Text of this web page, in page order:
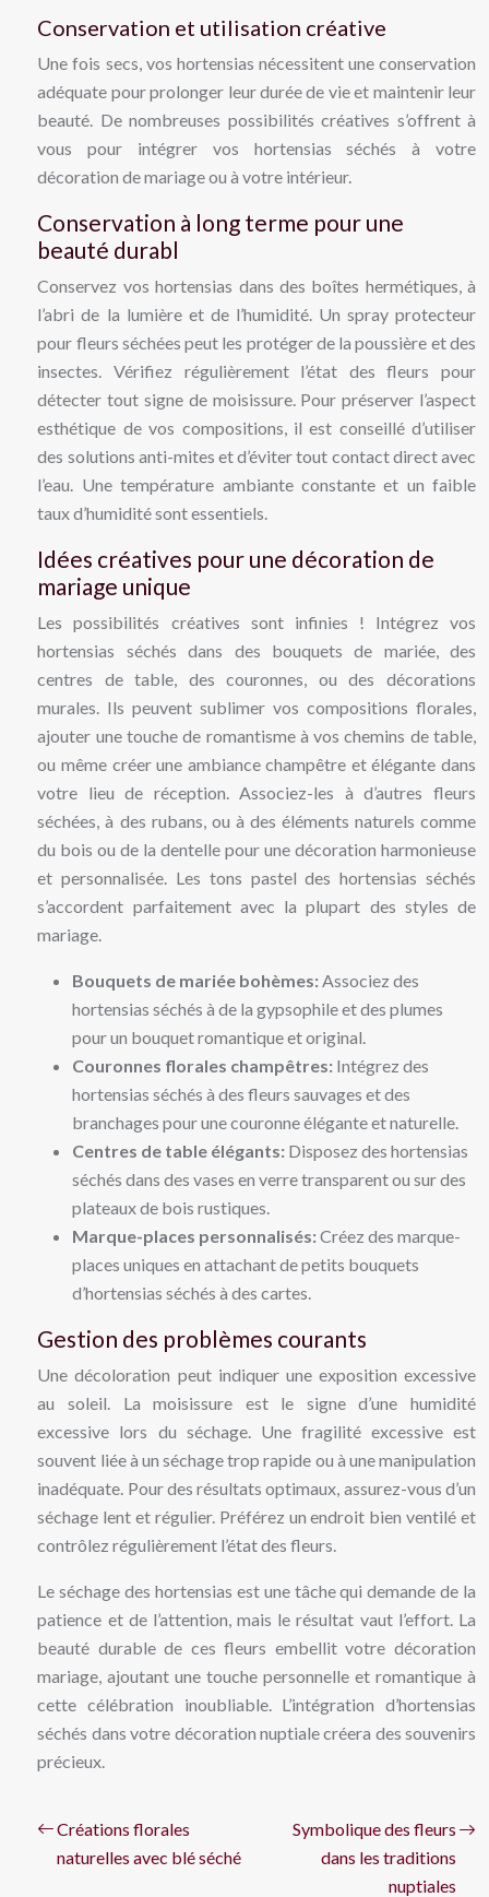
Conservation et utilisation créative
Une fois secs, vos hortensias nécessitent une conservation
adéquate pour prolonger leur durée de vie et maintenir leur
beauté. De nombreuses possibilités créatives s’offrent à
vous pour intégrer vos hortensias séchés à votre
décoration de mariage ou à votre intérieur.
Conservation à long terme pour une
beauté durabl
Conservez vos hortensias dans des boîtes hermétiques, à
l’abri de la lumière et de l’humidité. Un spray protecteur
pour fleurs séchées peut les protéger de la poussière et des
insectes. Vérifiez régulièrement l’état des fleurs pour
détecter tout signe de moisissure. Pour préserver l’aspect
esthétique de vos compositions, il est conseillé d’utiliser
des solutions anti-mites et d’éviter tout contact direct avec
l’eau. Une température ambiante constante et un faible
taux d’humidité sont essentiels.
Idées créatives pour une décoration de
mariage unique
Les possibilités créatives sont infinies ! Intégrez vos
hortensias séchés dans des bouquets de mariée, des
centres de table, des couronnes, ou des décorations
murales. Ils peuvent sublimer vos compositions florales,
ajouter une touche de romantisme à vos chemins de table,
ou même créer une ambiance champêtre et élégante dans
votre lieu de réception. Associez-les à d’autres fleurs
séchées, à des rubans, ou à des éléments naturels comme
du bois ou de la dentelle pour une décoration harmonieuse
et personnalisée. Les tons pastel des hortensias séchés
s’accordent parfaitement avec la plupart des styles de
mariage.
Bouquets de mariée bohèmes:Associez des
hortensias séchés à de la gypsophile et des plumes
pour un bouquet romantique et original.
Couronnes florales champêtres: Intégrez des
hortensias séchés à des fleurs sauvages et des
branchages pour une couronne élégante et naturelle.
Centres de table élégants: Disposez des hortensias
séchés dans des vases en verre transparent ou sur des
plateaux de bois rustiques.
Marque-places personnalisés:Créez des marque-
places uniques en attachant de petits bouquets
d’hortensias séchés à des cartes.
Gestion des problèmes courants
Une décoloration peut indiquer une exposition excessive
au soleil. La moisissure est le signe d’une humidité
excessive lors du séchage. Une fragilité excessive est
souvent liée à un séchage trop rapide ou à une manipulation
inadéquate. Pour des résultats optimaux, assurez-vous d’un
séchage lent et régulier. Préférez un endroit bien ventilé et
contrôlez régulièrement l’état des fleurs.
Le séchage des hortensias est une tâche qui demande de la
patience et de l’attention, mais le résultat vaut l’effort. La
beauté durable de ces fleurs embellit votre décoration
mariage, ajoutant une touche personnelle et romantique à
cette célébration inoubliable. L’intégration d’hortensias
séchés dans votre décoration nuptiale créera des souvenirs
précieux.
Créations florales
naturelles avec blé séché
Symbolique des fleurs
dans les traditions
nuptiales